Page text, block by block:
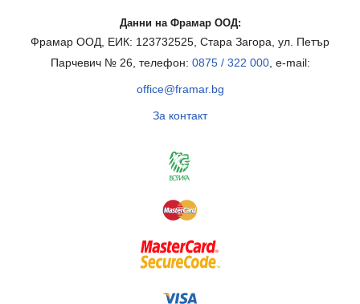
Данни на Фрамар ООД:
Фрамар ООД, ЕИК: 123732525, Стара Загора, ул. Петър
Парчевич № 26, телефон: 0875 / 322 000, e-mail:
office@framar.bg
За контакт